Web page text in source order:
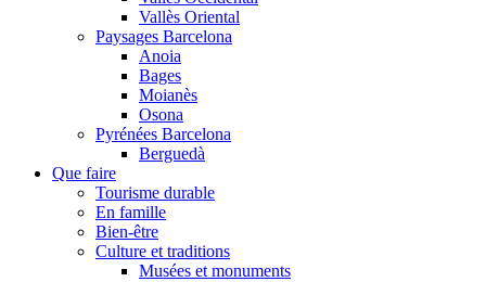
Vallès Oriental
Paysages Barcelona
Anoia
Bages
Moianès
Osona
Pyrénées Barcelona
Berguedà
Que faire
Tourisme durable
En famille
Bien-être
Culture et traditions
Musées et monuments